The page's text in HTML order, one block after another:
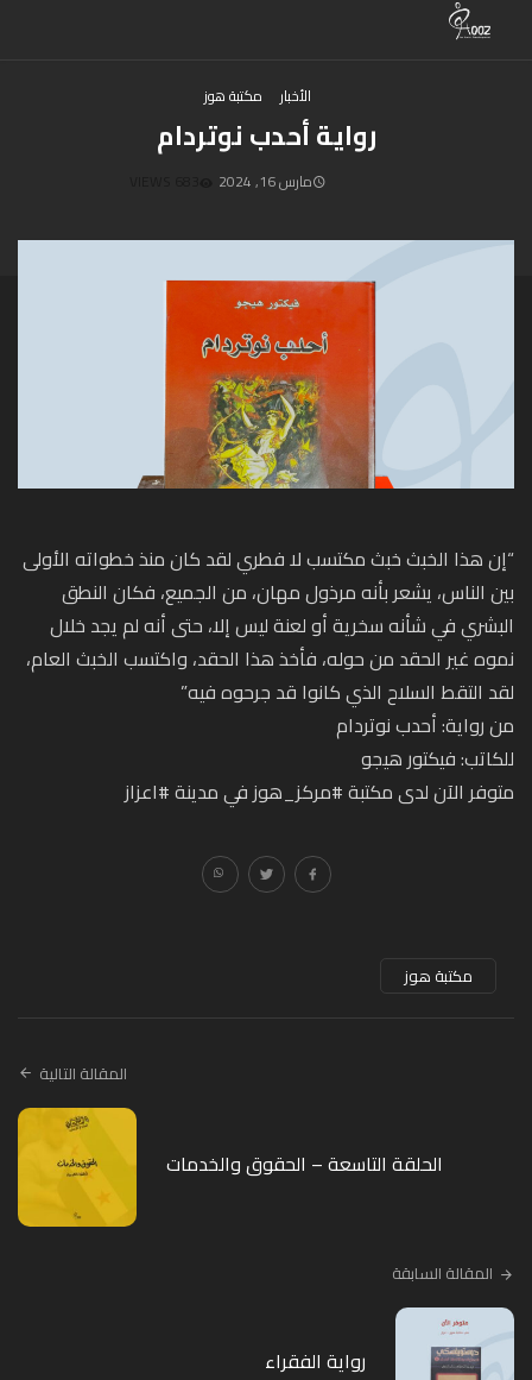
الأخبار مكتبة هوز
رواية أحدب نوتردام
مارس 16, 2024
“إن هذا الخبث خبث مكتسب لا فطري لقد كان منذ خطواته الأولى
بين الناس، يشعر بأنه مرذول مهان، من الجميع، فكان النطق
البشري في شأنه سخرية أو لعنة ليس إلا، حتى أنه لم يجد خلال
نموه غير الحقد من حوله، فأخذ هذا الحقد، واكتسب الخبث العام،
لقد التقط السلاح الذي كانوا قد جرحوه فيه”
من رواية: أحدب نوتردام
للكاتب: فيكتور هيجو
متوفر الآن لدى مكتبة #مركز_هوز في مدينة #اعزاز
مكتبة هوز
المقالة التالية
الحلقة التاسعة – الحقوق والخدمات
المقالة السابقة
رواية الفقراء